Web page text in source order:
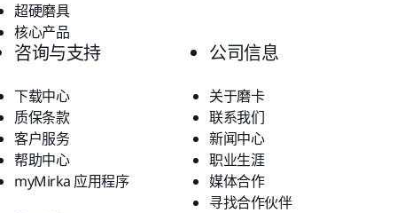
超硬磨具
核心产品
咨询与支持
下载中心
质保条款
客户服务
帮助中心
myMirka 应用程序
公司信息
关于磨卡
联系我们
新闻中心
职业生涯
媒体合作
寻找合作伙伴